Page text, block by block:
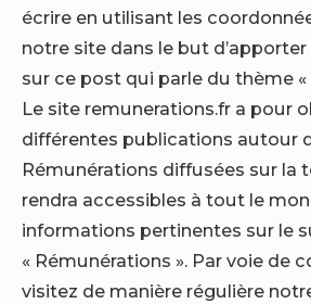
écrire en utilisant les
notre site dans le but
sur ce post qui parle du thème «
Le site remunerations.fr a pour
différentes publications autour
Rémunérations diffusées sur la
rendra accessibles à tout le
informations pertinentes sur le
« Rémunérations ». Par voie de
visitez de manière régulière